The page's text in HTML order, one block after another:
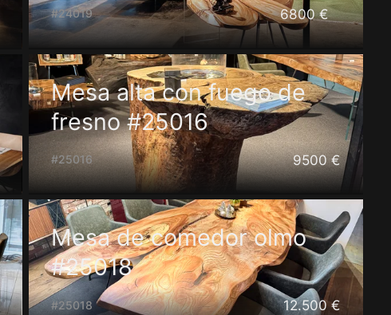
#24019 6800 €
Mesa alta con fuego de
fresno #25016
#25016 9500 €
Mesa de comedor olmo
#25018
#25018 12.500 €